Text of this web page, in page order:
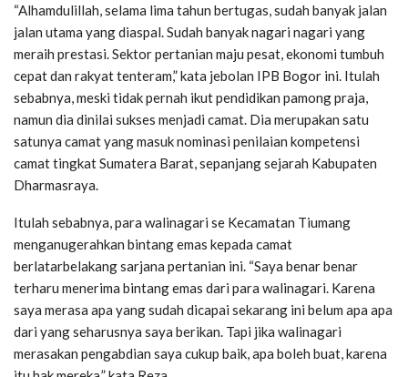
“Alhamdulillah, selama lima tahun bertugas, sudah banyak jalan
jalan utama yang diaspal. Sudah banyak nagari nagari yang
meraih prestasi. Sektor pertanian maju pesat, ekonomi tumbuh
cepat dan rakyat tenteram,” kata jebolan IPB Bogor ini. Itulah
sebabnya, meski tidak pernah ikut pendidikan pamong praja,
namun dia dinilai sukses menjadi camat. Dia merupakan satu
satunya camat yang masuk nominasi penilaian kompetensi
camat tingkat Sumatera Barat, sepanjang sejarah Kabupaten
Dharmasraya.
Itulah sebabnya, para walinagari se Kecamatan Tiumang
menganugerahkan bintang emas kepada camat
berlatarbelakang sarjana pertanian ini. “Saya benar benar
terharu menerima bintang emas dari para walinagari. Karena
saya merasa apa yang sudah dicapai sekarang ini belum apa apa
dari yang seharusnya saya berikan. Tapi jika walinagari
merasakan pengabdian saya cukup baik, apa boleh buat, karena